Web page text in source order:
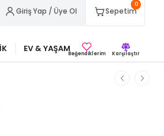
Giriş Yap / Üye Ol
0
Sepetim
EV & YAŞAMBeğendiklerim Karşılaştır